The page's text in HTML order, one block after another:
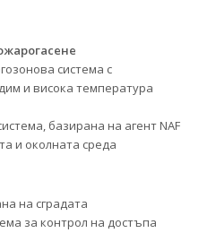
система с
и висока температура
базирана на агент NAF
и околната среда
на сградата
за контрол на достъпа